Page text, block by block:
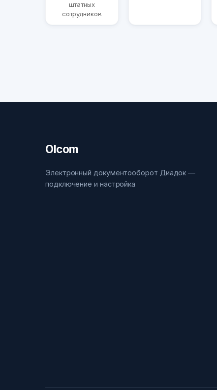
штатных
сотрудников
Olcom
Электронный документооборот Диадок —
подключение и настройка